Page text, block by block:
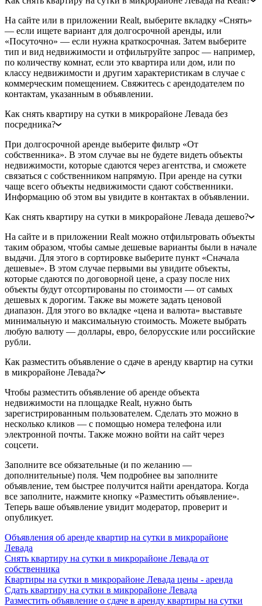
На сайте или в приложении Realt, выберите вкладку «Снять»
— если ищете вариант для долгосрочной аренды, или
«Посуточно» — если нужна краткосрочная. Затем выберите
тип и вид недвижимости и отфильтруйте запрос — например,
по количеству комнат, если это квартира или дом, или по
классу недвижимости и другим характеристикам в случае с
коммерческим помещением. Свяжитесь с арендодателем по
контактам, указанным в объявлении.
Как снять квартиру на сутки в микрорайоне Левада без
посредника?
При долгосрочной аренде выберите фильтр «От
собственника». В этом случае вы не будете видеть объекты
недвижимости, которые сдаются через агентства, и сможете
связаться с собственником напрямую. При аренде на сутки
чаще всего объекты недвижимости сдают собственники.
Информацию об этом вы увидите в контактах в объявлении.
Как снять квартиру на сутки в микрорайоне Левада дешево?
На сайте и в приложении Realt можно отфильтровать объекты
таким образом, чтобы самые дешевые варианты были в начале
выдачи. Для этого в сортировке выберите пункт «Сначала
дешевые». В этом случае первыми вы увидите объекты,
которые сдаются по договорной цене, а сразу после них
объекты будут отсортированы по стоимости — от самых
дешевых к дорогим. Также вы можете задать ценовой
диапазон. Для этого во вкладке «цена и валюта» выставьте
минимальную и максимальную стоимость. Можете выбрать
любую валюту — доллары, евро, белорусские или российские
рубли.
Как разместить объявление о сдаче в аренду квартир на сутки
в микрорайоне Левада?
Чтобы разместить объявление об аренде объекта
недвижимости на площадке Realt, нужно быть
зарегистрированным пользователем. Сделать это можно в
несколько кликов — с помощью номера телефона или
электронной почты. Также можно войти на сайт через
соцсети.
Заполните все обязательные (и по желанию —
дополнительные) поля. Чем подробнее вы заполните
объявление, тем быстрее получится найти арендатора. Когда
все заполните, нажмите кнопку «Разместить объявление».
Теперь ваше объявление увидит модератор, проверит и
опубликует.
Объявления об аренде квартир на сутки в микрорайоне
Левада
Снять квартиру на сутки в микрорайоне Левада от
собственника
Квартиры на сутки в микрорайоне Левада цены - аренда
Сдать квартиру на сутки в микрорайоне Левада
Разместить объявление о сдаче в аренду квартиры на сутки